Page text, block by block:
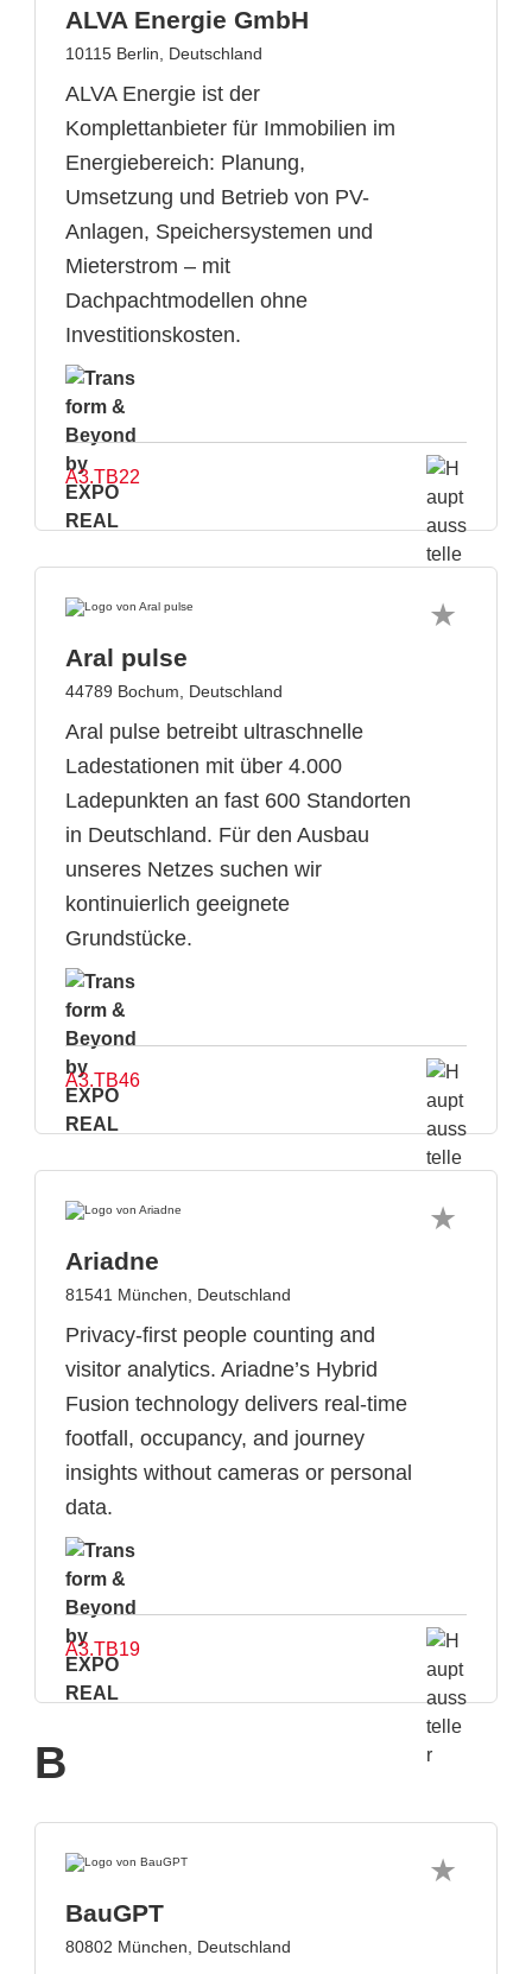
ALVA Energie GmbH
10115 Berlin, Deutschland
ALVA Energie ist der
Komplettanbieter für Immobilien im
Energiebereich: Planung,
Umsetzung und Betrieb von PV-
Anlagen, Speichersystemen und
Mieterstrom – mit
Dachpachtmodellen ohne
Investitionskosten.
A3.TB22
Aral pulse
44789 Bochum, Deutschland
Aral pulse betreibt ultraschnelle
Ladestationen mit über 4.000
Ladepunkten an fast 600 Standorten
in Deutschland. Für den Ausbau
unseres Netzes suchen wir
kontinuierlich geeignete
Grundstücke.
A3.TB46
Ariadne
81541 München, Deutschland
Privacy-first people counting and
visitor analytics. Ariadne’s Hybrid
Fusion technology delivers real-time
footfall, occupancy, and journey
insights without cameras or personal
data.
A3.TB19
B
BauGPT
80802 München, Deutschland